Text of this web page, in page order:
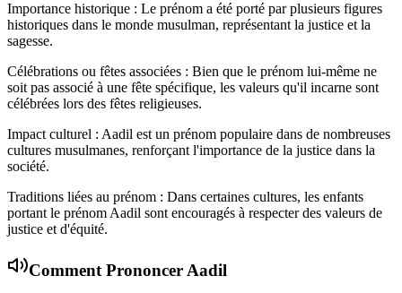
Importance historique : Le prénom a été porté par plusieurs figures
historiques dans le monde musulman, représentant la justice et la
sagesse.
Célébrations ou fêtes associées : Bien que le prénom lui-même ne
soit pas associé à une fête spécifique, les valeurs qu'il incarne sont
célébrées lors des fêtes religieuses.
Impact culturel : Aadil est un prénom populaire dans de nombreuses
cultures musulmanes, renforçant l'importance de la justice dans la
société.
Traditions liées au prénom : Dans certaines cultures, les enfants
portant le prénom Aadil sont encouragés à respecter des valeurs de
justice et d'équité.
Comment Prononcer Aadil